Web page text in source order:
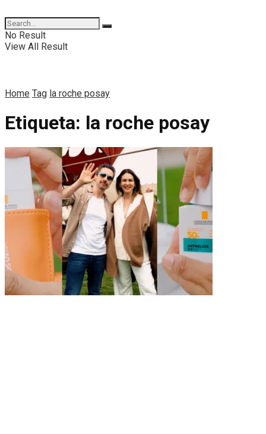
No Result
View All Result
Home Tag la roche posay
Etiqueta: la roche posay